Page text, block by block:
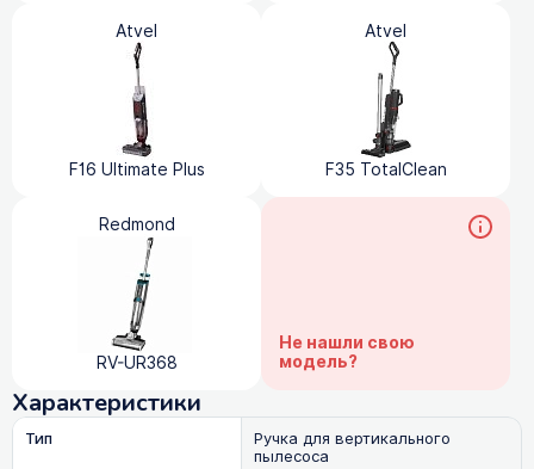
Atvel
F16 Ultimate Plus
Atvel
F35 TotalClean
Redmond
RV-UR368
Не нашли свою
модель?
Характеристики
Тип Ручка для вертикального
пылесоса